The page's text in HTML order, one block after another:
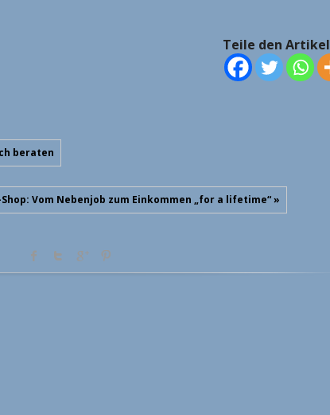
Teile den Artikel
beraten
Vom Nebenjob zum Einkommen „for a lifetime“ »